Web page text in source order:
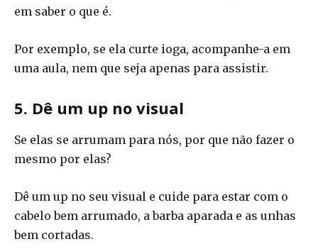
em saber o que é.
Por exemplo, se ela curte ioga, acompanhe-a em
uma aula, nem que seja apenas para assistir.
5. Dê um up no visual
Se elas se arrumam para nós, por que não fazer o
mesmo por elas?
Dê um up no seu visual e cuide para estar com o
cabelo bem arrumado, a barba aparada e as unhas
bem cortadas.